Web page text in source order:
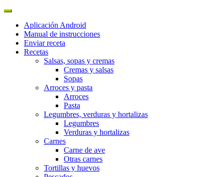
Aplicación Android
Manual de instrucciones
Enviar receta
Recetas
Salsas, sopas y cremas
Cremas y salsas
Sopas
Arroces y pasta
Arroces
Pasta
Legumbres, verduras y hortalizas
Legumbres
Verduras y hortalizas
Carnes
Carne de ave
Otras carnes
Tortillas y huevos